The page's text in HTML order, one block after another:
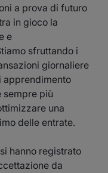
a prova di futuro
in gioco la
e
sfruttando i
giornaliere
apprendimento
sempre più
una
delle entrate.
hanno registrato
da